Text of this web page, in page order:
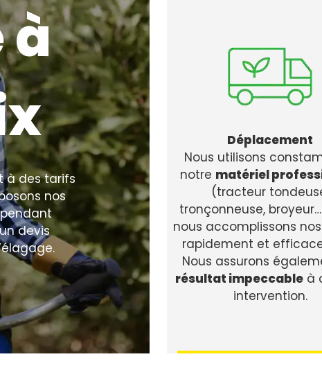
à
des tarifs
nos
devis
Déplacement
Nous utilisons
notre matériel
(tracteur
tronçonneuse,
nous accomplissons
rapidement et
Nous assurons
résultat impeccableà
intervention.